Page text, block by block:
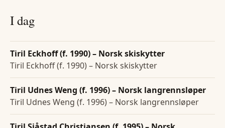
I dag
Tiril Eckhoff (f. 1990) – Norsk skiskytter
Tiril Eckhoff (f. 1990) – Norsk skiskytter
Tiril Udnes Weng (f. 1996) – Norsk langrennsløper
Tiril Udnes Weng (f. 1996) – Norsk langrennsløper